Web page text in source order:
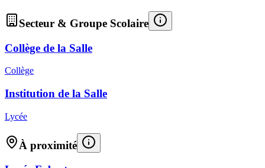
Secteur & Groupe Scolaire
Collège de la Salle
Collège
Institution de la Salle
Lycée
À proximité